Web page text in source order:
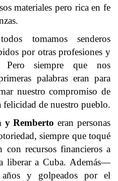
materiales pero rica en fe
tomamos senderos
por otras profesiones y
Pero siempre que nos
palabras eran para
nuestro compromiso de
de nuestro pueblo.
y Remberto eran personas
siempre que toqué
con recursos financieros a
liberar a Cuba. Además—
y golpeados por el